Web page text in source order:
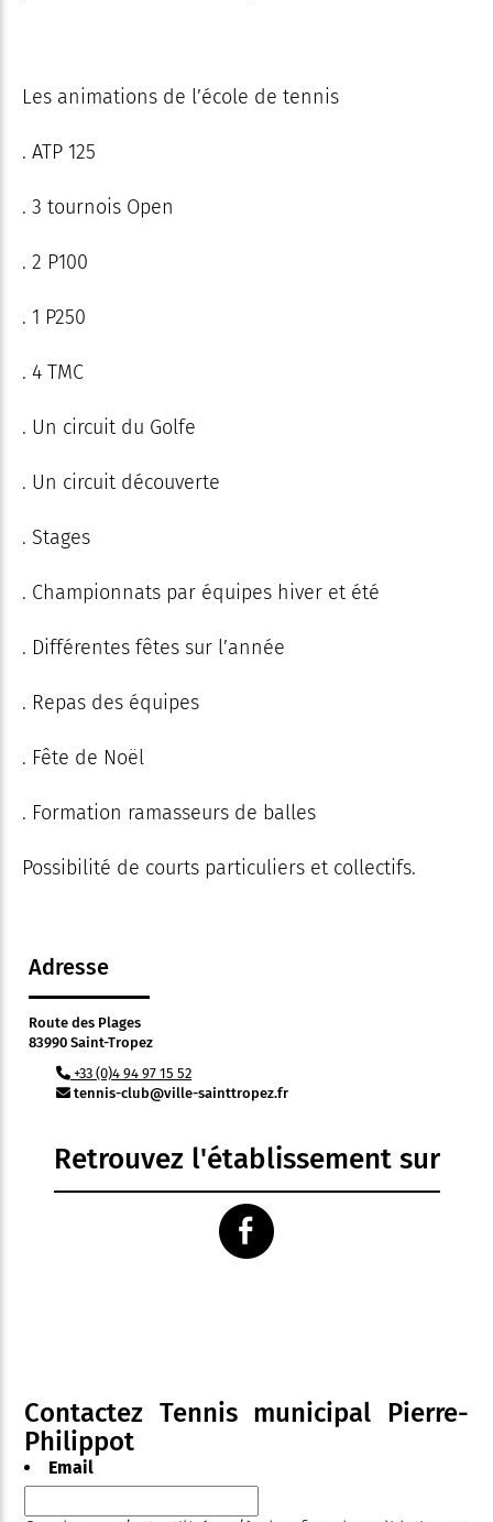
Les animations de l’école de tennis
. ATP 125
. 3 tournois Open
. 2 P100
. 1 P250
. 4 TMC
. Un circuit du Golfe
. Un circuit découverte
. Stages
. Championnats par équipes hiver et été
. Différentes fêtes sur l’année
. Repas des équipes
. Fête de Noël
. Formation ramasseurs de balles
Possibilité de courts particuliers et collectifs.
Adresse
Route des Plages
83990 Saint-Tropez
+33 (0)4 94 97 15 52
tennis-club@ville-sainttropez.fr
Retrouvez l'établissement sur
Contactez Tennis municipal Pierre-
Philippot
Email